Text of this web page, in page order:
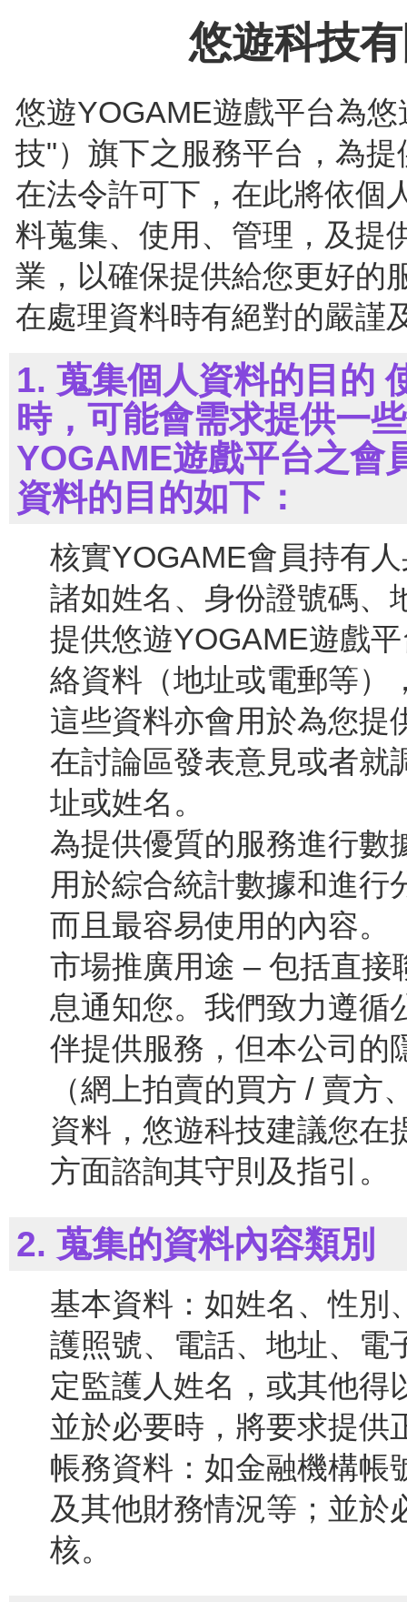
悠遊科技
悠遊YOGAME遊戲平台為
技"）旗下之服務平台，為
在法令許可下，在此將依個
料蒐集、使用、管理，及提
業，以確保提供給您更好的
在處理資料時有絕對的嚴謹
1. 蒐集個人資料的目的
時，可能會需求提供一
YOGAME遊戲平台之會
資料的目的如下：
核實YOGAME會員持有
諸如姓名、身份證號碼、
提供悠遊YOGAME遊戲
絡資料（地址或電郵等）
這些資料亦會用於為您提
在討論區發表意見或者就
址或姓名。
為提供優質的服務進行數
用於綜合統計數據和進行
而且最容易使用的內容。
市場推廣用途 – 包括直
息通知您。我們致力遵循
伴提供服務，但本公司的
（網上拍賣的買方 / 賣
資料，悠遊科技建議您在
方面諮詢其守則及指引。
2. 蒐集的資料內容類別
基本資料：如姓名、性別
護照號、電話、地址、電
定監護人姓名，或其他得
並於必要時，將要求提供
帳務資料：如金融機構帳
及其他財務情況等；並於
核。